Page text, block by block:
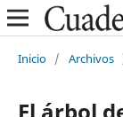
Inicio / Archivos